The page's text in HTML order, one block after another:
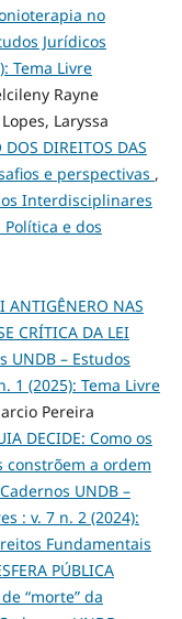
no
Jurídicos
Tema Livre
Rayne
Laryssa
DOS DIREITOS DAS
e perspectivas ,
Interdisciplinares
Política e dos
ANTIGÊNERO NAS
CRÍTICA DA LEI
UNDB – Estudos
1 (2025): Tema Livre
Pereira
DECIDE: Como os
constrõem a ordem
Cadernos UNDB –
: v. 7 n. 2 (2024):
Fundamentais
PÚBLICA
“morte” da